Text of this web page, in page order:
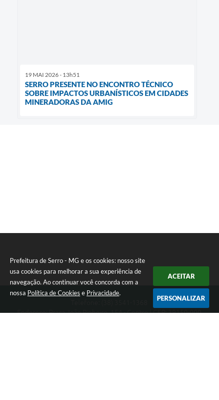
Prefeitura de Serro - MG e os cookies: nosso site
usa cookies para melhorar a sua experiência de
navegação. Ao continuar você concorda com a
nossa Política de Cookies e Privacidade.
ACEITAR
PERSONALIZAR
19 MAI 2026 - 13h51
SERRO PRESENTE NO ENCONTRO TÉCNICO
SOBRE IMPACTOS URBANÍSTICOS EM CIDADES
MINERADORAS DA AMIG
Endereço: Praça João Pinheiro, 154 - Centro | CEP: 39150-000